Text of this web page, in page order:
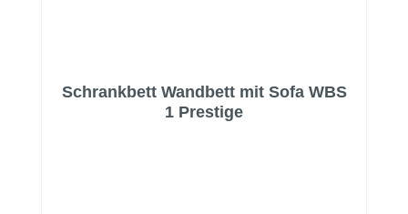
Schrankbett Wandbett mit Sofa WBS
1 Prestige